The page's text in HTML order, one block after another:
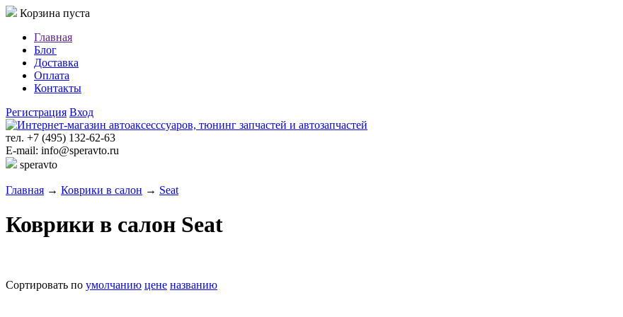
Корзина пуста
Главная
Блог
Доставка
Оплата
Контакты
Регистрация Вход
тел. +7 (495) 132-62-63
E-mail: info@speravto.ru
speravto
Главная → Коврики в салон → Seat
Коврики в салон Seat
Сортировать по умолчанию цене названию